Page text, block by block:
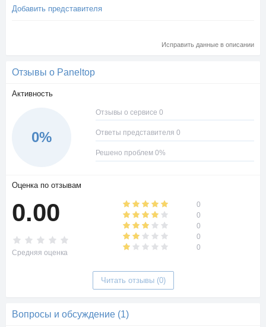
Добавить представителя
Исправить данные в описании
Отзывы о Paneltop
Активность
0%
Отзывы о сервисе 0
Ответы представителя 0
Решено проблем 0%
Оценка по отзывам
0.00
Средняя оценка
0
0
0
0
0
Читать отзывы (0)
Вопросы и обсуждение (1)